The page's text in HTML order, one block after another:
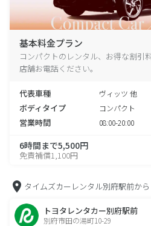
基本料金プラン
コンパクトのレンタル、お得な割引
店舗お電話ください。
代表車種 ヴィッツ 他
ボディタイプ コンパクト
営業時間 08:00-20:00
6時間まで5,500円
免責補償1,100円
タイムズカーレンタル別府駅前から
トヨタレンタカー別府駅前
別府市田の湯町10-29